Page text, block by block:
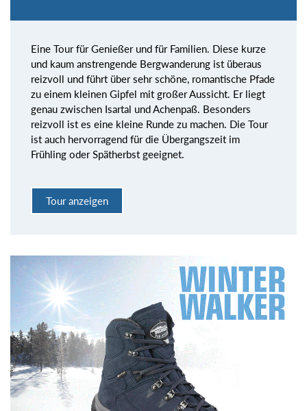
Eine Tour für Genießer und für Familien. Diese kurze
und kaum anstrengende Bergwanderung ist überaus
reizvoll und führt über sehr schöne, romantische Pfade
zu einem kleinen Gipfel mit großer Aussicht. Er liegt
genau zwischen Isartal und Achenpaß. Besonders
reizvoll ist es eine kleine Runde zu machen. Die Tour
ist auch hervorragend für die Übergangszeit im
Frühling oder Spätherbst geeignet.
Tour anzeigen